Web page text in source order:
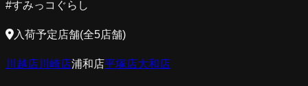
#すみっコぐらし
入荷予定店舗(全5店舗)
川越店川崎店浦和店平塚店大和店